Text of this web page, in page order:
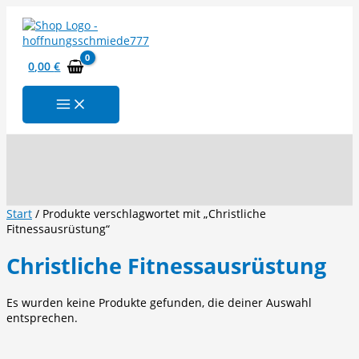
Inhalt
springen
0,00€
Start / Produkte verschlagwortet mit „Christliche
Fitnessausrüstung“
Christliche Fitnessausrüstung
Es wurden keine Produkte gefunden, die deiner Auswahl
entsprechen.